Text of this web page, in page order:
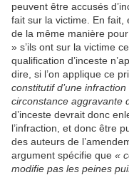
peuvent être accusés
fait sur la victime. En fait,
de la même manière
» s’ils ont sur la victime
qualification d’inceste
dire, si l’on applique ce
constitutif d’une
circonstance aggravante
d’inceste devrait donc
l’infraction, et donc être
des auteurs de
argument spécifie que «
modifie pas les peines